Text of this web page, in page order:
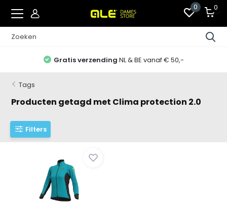
0 0
Gratis verzending NL & BE vanaf € 50,-
Tags
Producten getagd met Clima protection 2.0
Filters